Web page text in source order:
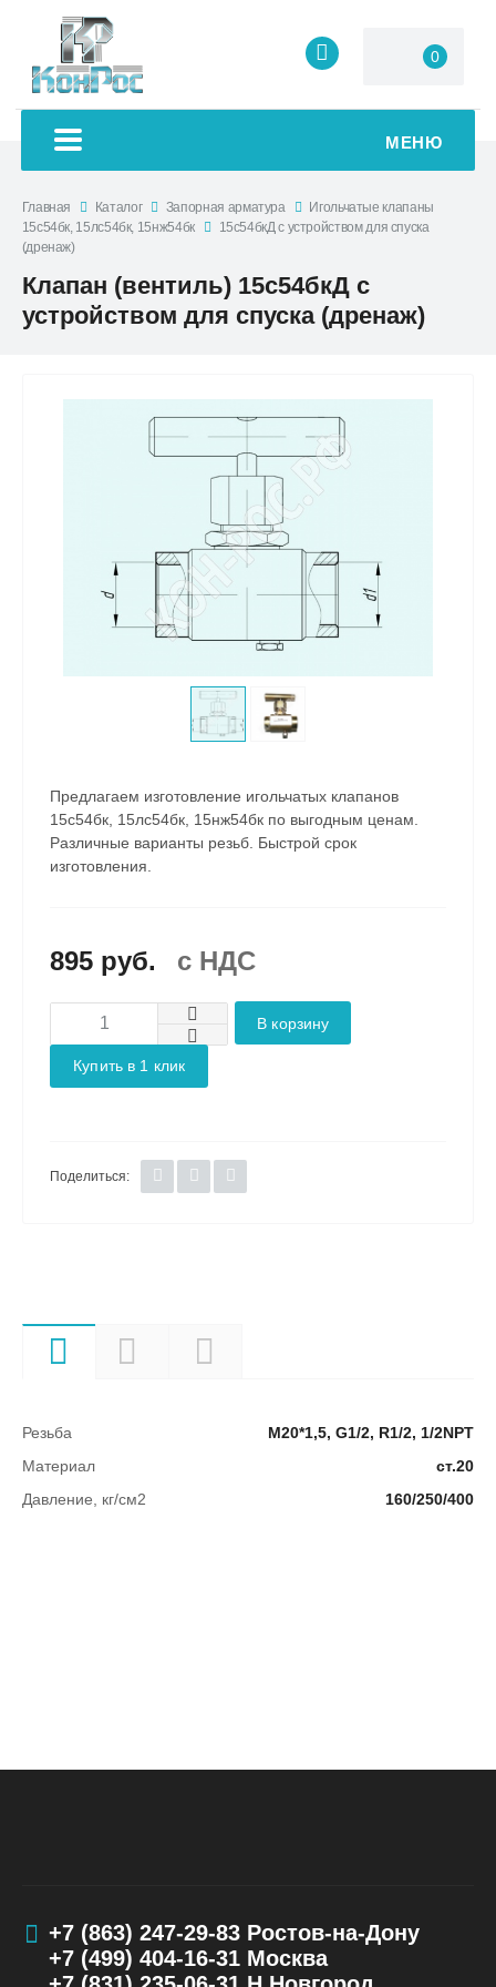
0
МЕНЮ
Главная Каталог Запорная арматура
Игольчатые клапаны
15с54бк, 15лс54бк, 15нж54бк
15с54бкД с устройством для спуска
(дренаж)
Клапан (вентиль) 15с54бкД с
устройством для спуска (дренаж)
Предлагаем изготовление игольчатых клапанов
15с54бк, 15лс54бк, 15нж54бк по выгодным ценам.
Различные варианты резьб. Быстрой срок
изготовления.
895 руб. c НДС
В корзину
Купить в 1 клик
Поделиться:
Резьба
М20*1,5, G1/2, R1/2, 1/2NPT
Материал
ст.20
Давление, кг/см2
160/250/400
+7 (863) 247-29-83Ростов-на-Дону
+7 (499) 404-16-31Москва